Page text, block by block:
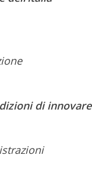
di innovare